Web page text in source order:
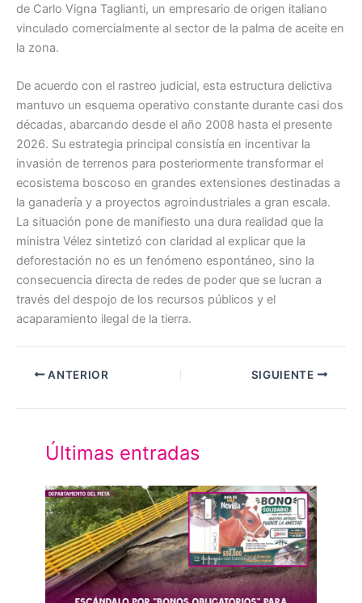
de Carlo Vigna Taglianti, un empresario de origen italiano
vinculado comercialmente al sector de la palma de aceite en
la zona.
De acuerdo con el rastreo judicial, esta estructura delictiva
mantuvo un esquema operativo constante durante casi dos
décadas, abarcando desde el año 2008 hasta el presente
2026. Su estrategia principal consistía en incentivar la
invasión de terrenos para posteriormente transformar el
ecosistema boscoso en grandes extensiones destinadas a
la ganadería y a proyectos agroindustriales a gran escala.
La situación pone de manifiesto una dura realidad que la
ministra Vélez sintetizó con claridad al explicar que la
deforestación no es un fenómeno espontáneo, sino la
consecuencia directa de redes de poder que se lucran a
través del despojo de los recursos públicos y el
acaparamiento ilegal de la tierra.
ANTERIOR SIGUIENTE
Últimas entradas